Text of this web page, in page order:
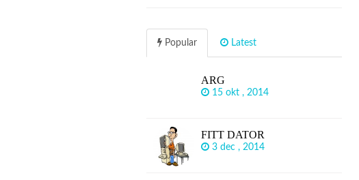
Popular Latest
ARG
15 okt , 2014
FITT DATOR
3 dec , 2014